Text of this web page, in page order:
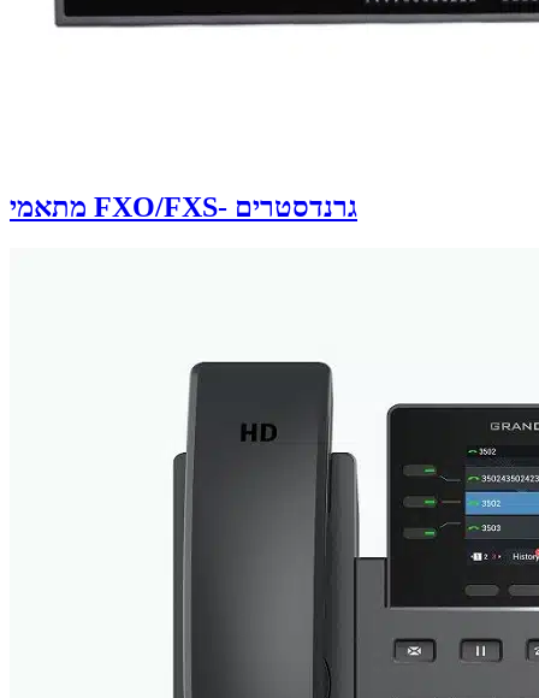
מתאמי FXO/FXS- גרנדסטרים